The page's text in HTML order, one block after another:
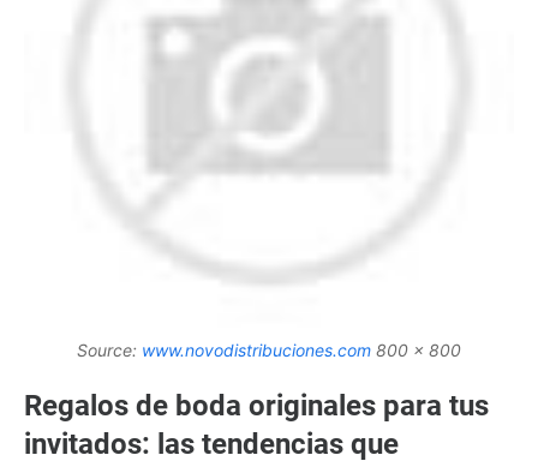
Source: www.novodistribuciones.com 800 x 800
Regalos de boda originales para tus
invitados: las tendencias que